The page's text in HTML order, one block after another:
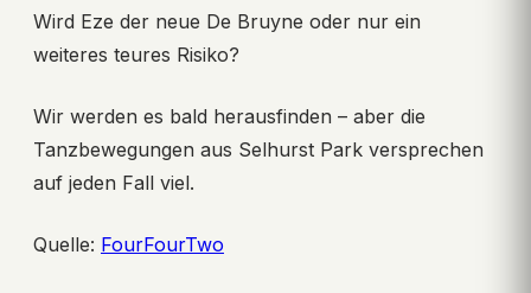
Wird Eze der neue De Bruyne oder nur ein
weiteres teures Risiko?
Wir werden es bald herausfinden – aber die
Tanzbewegungen aus Selhurst Park versprechen
auf jeden Fall viel.
Quelle: FourFourTwo